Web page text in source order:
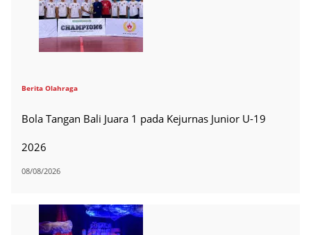
Berita Olahraga
Bola Tangan Bali Juara 1 pada Kejurnas Junior U-19
2026
08/08/2026